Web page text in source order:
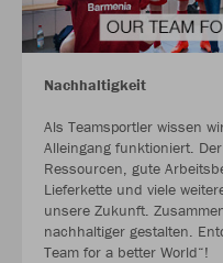
Nachhaltigkeit
Als Teamsportler wissen
Alleingang funktioniert.
Ressourcen, gute
Lieferkette und viele
unsere Zukunft.
nachhaltiger gestalten.
Team for a better World“!